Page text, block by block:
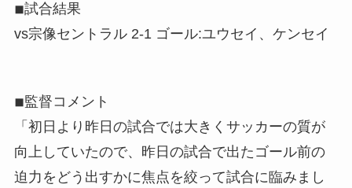
◾︎試合結果
vs宗像セントラル 2-1 ゴール:ユウセイ、ケンセイ
◾︎監督コメント
「初日より昨日の試合では大きくサッカーの質が
向上していたので、昨日の試合で出たゴール前の
迫力をどう出すかに焦点を絞って試合に臨みまし